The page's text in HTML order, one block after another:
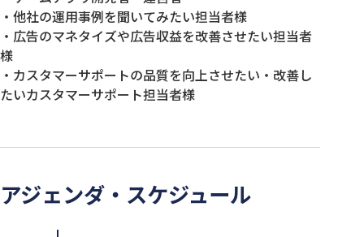
・他社の運用事例を聞いてみたい担当者様
・広告のマネタイズや広告収益を改善させたい担当者
様
・カスタマーサポートの品質を向上させたい・改善し
たいカスタマーサポート担当者様
アジェンダ・スケジュール